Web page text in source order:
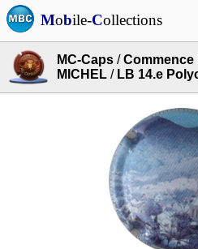
Mobile-Collections
MC-Caps /Commence
MICHEL / LB 14.e